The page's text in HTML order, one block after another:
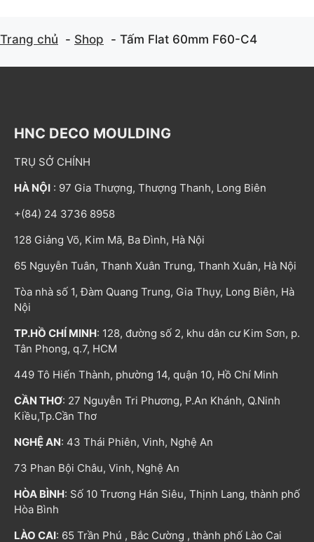
Trang chủ Shop Tấm Flat 60mm F60-C4
HNC DECO MOULDING
TRỤ SỞ CHÍNH
HÀ NỘI : 97 Gia Thượng, Thượng Thanh, Long Biên
+(84) 24 3736 8958
128 Giảng Võ, Kim Mã, Ba Đình, Hà Nội
65 Nguyễn Tuân, Thanh Xuân Trung, Thanh Xuân, Hà Nội
Tòa nhà số 1, Đàm Quang Trung, Gia Thụy, Long Biên, Hà
Nội
TP.HỒ CHÍ MINH: 128, đường số 2, khu dân cư Kim Sơn, p.
Tân Phong, q.7, HCM
449 Tô Hiến Thành, phường 14, quận 10, Hồ Chí Minh
CẦN THƠ: 27 Nguyễn Tri Phương, P.An Khánh, Q.Ninh
Kiều,Tp.Cần Thơ
NGHỆ AN: 43 Thái Phiên, Vinh, Nghệ An
73 Phan Bội Châu, Vinh, Nghệ An
HÒA BÌNH: Số 10 Trương Hán Siêu, Thịnh Lang, thành phố
Hòa Bình
LÀO CAI: 65 Trần Phú , Bắc Cường , thành phố Lào Cai